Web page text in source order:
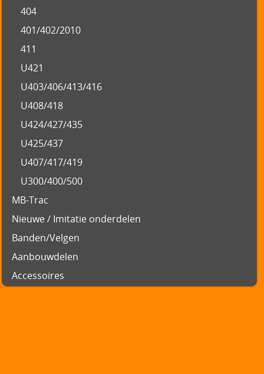
404
401/402/2010
411
U421
U403/406/413/416
U408/418
U424/427/435
U425/437
U407/417/419
U300/400/500
MB-Trac
Nieuwe / Imitatie onderdelen
Banden/Velgen
Aanbouwdelen
Accessoires